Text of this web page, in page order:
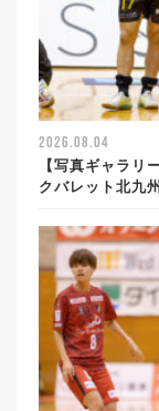
2026.08.04
【写真ギャラ
クバレット北九